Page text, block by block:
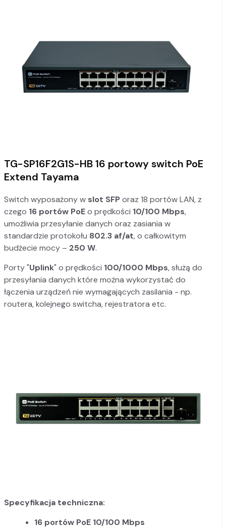
TG-SP16F2G1S-HB 16 portowy switch PoE
Extend Tayama
Switch wyposażony w slot SFPoraz 18 portów LAN, z
czego 16 portów PoEo prędkości 10/100 Mbps,
umożliwia przesyłanie danych oraz zasiania w
standardzie protokołu 802.3 af/at, o całkowitym
budżecie mocy – 250 W.
Porty "Uplink" o prędkości 100/1000 Mbps, służą do
przesyłania danych które można wykorzystać do
łączenia urządzeń nie wymagających zasilania - np.
routera, kolejnego switcha, rejestratora etc.
Specyfikacja techniczna:
16 portów PoE 10/100 Mbps